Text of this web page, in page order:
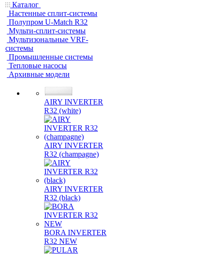
Каталог
Настенные сплит-системы
Полупром U-Match R32
Мульти-сплит-системы
Мультизональные VRF-
системы
Промышленные системы
Тепловые насосы
Архивные модели
AIRY INVERTER
R32 (white)
AIRY INVERTER
R32 (champagne)
AIRY INVERTER
R32 (black)
BORA INVERTER
R32 NEW